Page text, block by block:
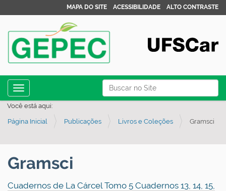
Busca
Busca Avançada…
MAPA DO SITE ACESSIBILIDADE ALTO CONTRASTE
Toggle navigation
Você está aqui:
Página Inicial Publicações Livros e Coleções Gramsci
Gramsci
Cuadernos de La Cárcel Tomo 5 Cuadernos 13, 14, 15,